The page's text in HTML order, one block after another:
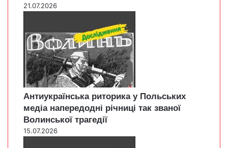
21.07.2026
Антиукраїнська риторика у Польських
медіа напередодні річниці так званої
Волинської трагедії
15.07.2026